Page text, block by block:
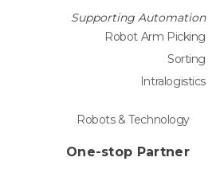
Supporting Automation
Robot Arm Picking
Sorting
Intralogistics
Robots & Technology
One-stop Partner